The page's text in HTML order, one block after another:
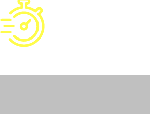
הגעה תוך 30 דק'